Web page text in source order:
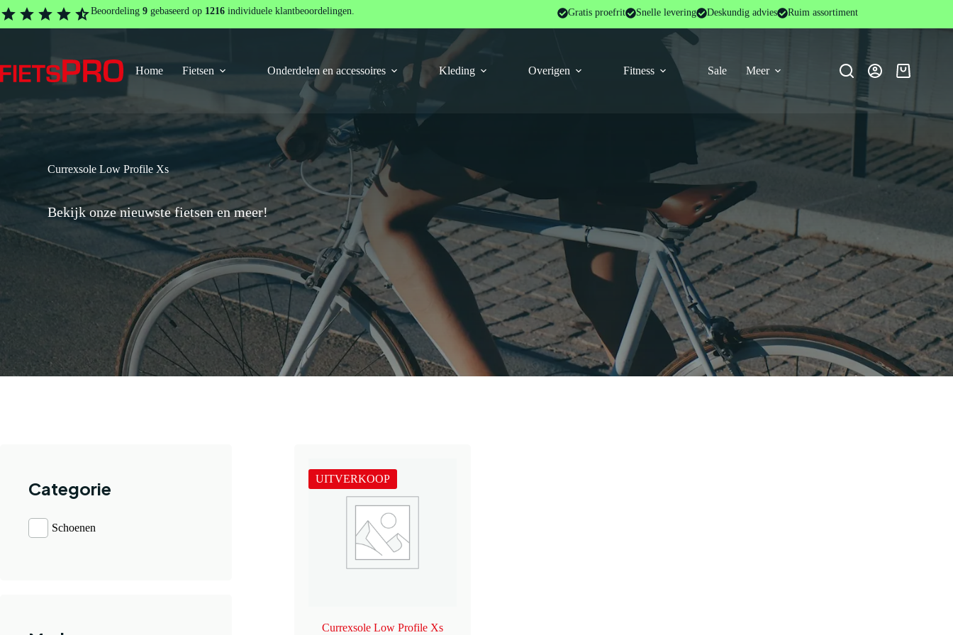
Ga
naar
de
Beoordeling 9 gebaseerd op 1216 individuele klantbeoordelingen. Gratis proefrit Snelle levering Deskundig advies Ruim assortiment
Home Fietsen Onderdelen en accessoires Kleding Overigen Fitness Sale Meer
Currexsole Low Profile Xs
Bekijk onze nieuwste fietsen en meer!
UITVERKOOP
Currexsole Low Profile Xs
Categorie
Schoenen